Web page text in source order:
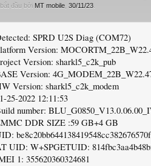
đầu bởi MT mobile 30/11/23
SPRD U2S Diag (COM72)
Version:
Version: sharkl5_c2k_pub
Version:
Version: sharkl5_c2k_modem
25-2022 12:11:53
number:
DDR SIZE :59 GB+4 GB
UID: W+SPGETUID:
1: 355620360324681